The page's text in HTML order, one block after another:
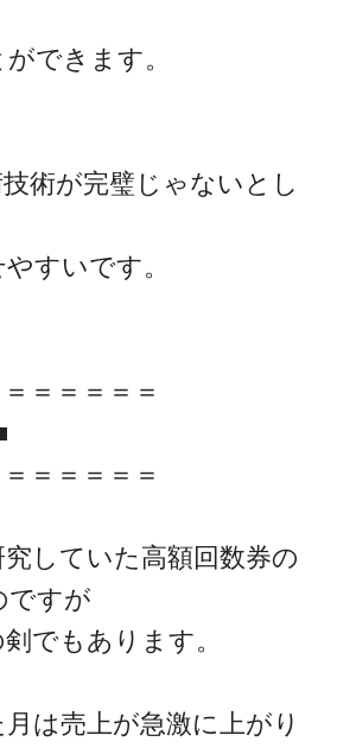
できます。
術が完璧じゃないとし
すいです。
＝＝＝＝＝
＝＝＝＝＝
していた高額回数券の
ですが
でもあります。
は売上が急激に上がり